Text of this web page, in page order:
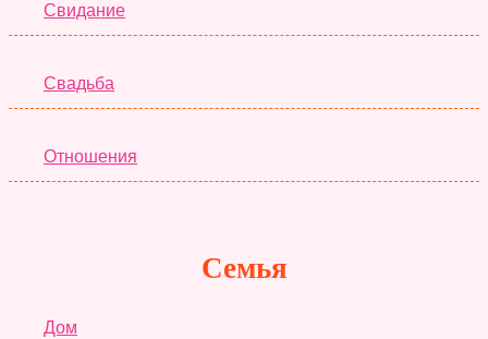
Свидание
Свадьба
Отношения
Семья
Дом